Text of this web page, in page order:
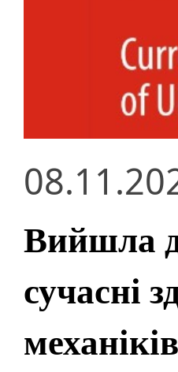
Вийшла
сучасні
механіків